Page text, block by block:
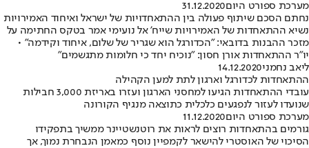
מערכת ספורט היום31.12.2020
נחתם הסכם שיתוף פעולה בין ההתאחדויות של ישראל ואיחוד האמירויות
נשיא ההתאחדות של האמירויות שייח' אל נועימי אמר בטקס החתימה על
מזכר ההבנות בדובאי: "הכדורגל הוא שגריר של שלום, איחוד וקידמה" •
יו"ר ההתאחדות אורן חסון: "נוכיח יחד כי חלומות מתגשמים"
ליאב נחמני14.12.2020
ההתאחדות לכדורגל וארגון לתת למען הקהילה
עובדי ההתאחדות הגיעו למחסני הארגון ועזרו באריזת 3,000 חבילות
שנועדו לעזור לנפגעים כלכלית כתוצאה מנגיף הקורונה
מערכת ספורט היום11.12.2020
גורמים בהתאחדות רוצים לראות את רוטנשטיינר ממשיך בתפקידו
הסיכוי של האוסטרי להישאר לקמפיין נוסף כמאמן הנבחרת נמוך, אך